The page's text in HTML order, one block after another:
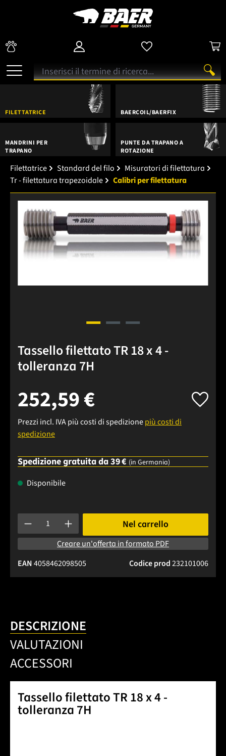
FILETTATRICE BAERCOIL/BAERFIX
MANDRINI PER
TRAPANO
PUNTE DA TRAPANO A
ROTAZIONE
Filettatrice Standard del filo
Misuratori di filettatura
Tr - filettatura trapezoidale
Calibri per filettatura
Salta la galleria di immagini
Tassello filettato TR 18 x 4 -
tolleranza 7H
252,59 €
Prezzi incl. IVA più costi di spedizionepiù costi di
spedizione
Spedizione gratuita da 39 € (in Germania)
Disponibile
Quantità del prodotto: inserisci la quantità desiderata o
Nel carrello
Creare un'offerta in formato PDF
Codice prod232101006
EAN4058462098505
DESCRIZIONE
VALUTAZIONI
ACCESSORI
Tassello filettato TR 18 x 4 -
tolleranza 7H